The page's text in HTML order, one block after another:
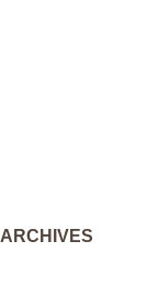
ARCHIVES